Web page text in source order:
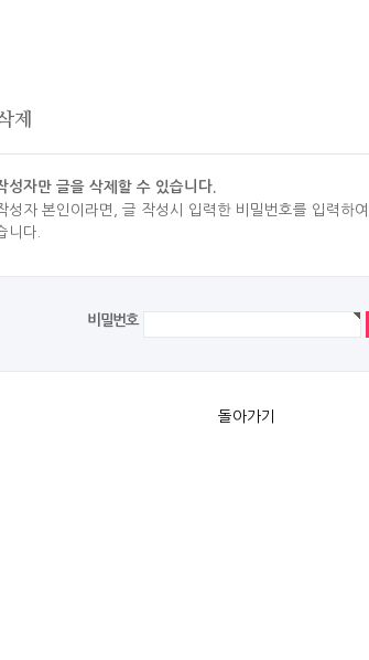
제
성자만 글을 삭제할 수 있습니다.
성자 본인이라면, 글 작성시 입력한 비밀번호를 입력하
니다.
비밀번호
돌아가기